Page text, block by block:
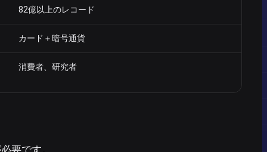
82億以上のレコード
カード＋暗号通貨
消費者、研究者
要です。